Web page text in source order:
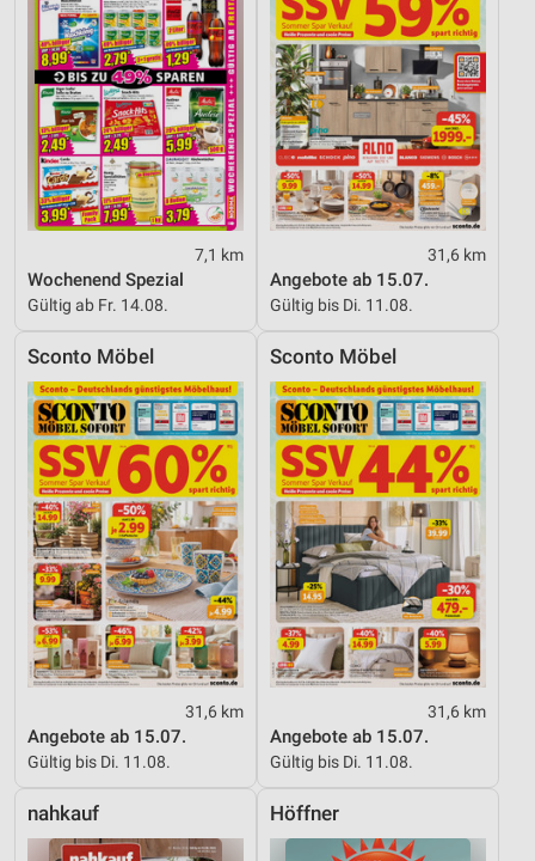
7,1 km
Wochenend Spezial
Gültig ab Fr. 14.08.
31,6 km
Angebote ab 15.07.
Gültig bis Di. 11.08.
Sconto Möbel
31,6 km
Angebote ab 15.07.
Gültig bis Di. 11.08.
Sconto Möbel
31,6 km
Angebote ab 15.07.
Gültig bis Di. 11.08.
nahkauf Höffner